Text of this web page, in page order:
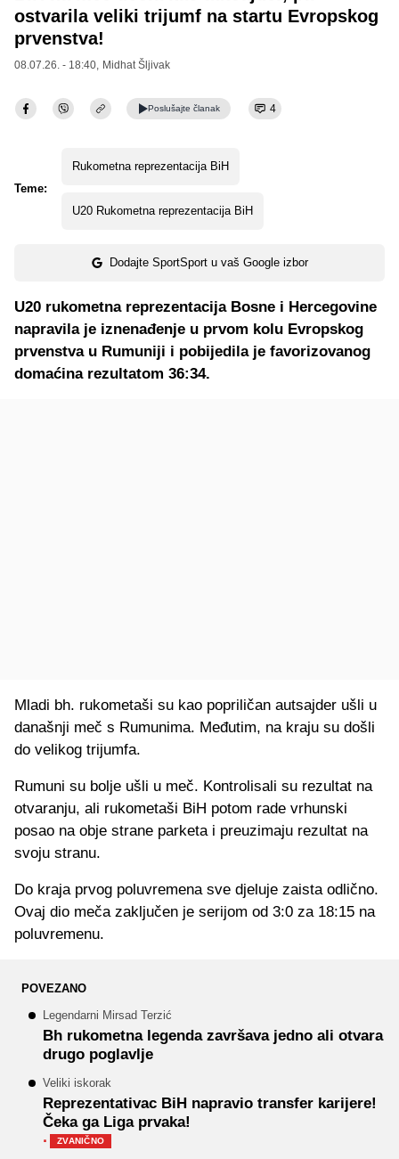
ostvarila veliki trijumf na startu Evropskog
prvenstva!
08.07.26. - 18:40, Midhat Šljivak
Poslušajte članak 4
Teme:
Rukometna reprezentacija BiH
U20 Rukometna reprezentacija BiH
Dodajte SportSport u vaš Google izbor
U20 rukometna reprezentacija Bosne i Hercegovine
napravila je iznenađenje u prvom kolu Evropskog
prvenstva u Rumuniji i pobijedila je favorizovanog
domaćina rezultatom 36:34.
Mladi bh. rukometaši su kao popriličan autsajder ušli u
današnji meč s Rumunima. Međutim, na kraju su došli
do velikog trijumfa.
Rumuni su bolje ušli u meč. Kontrolisali su rezultat na
otvaranju, ali rukometaši BiH potom rade vrhunski
posao na obje strane parketa i preuzimaju rezultat na
svoju stranu.
Do kraja prvog poluvremena sve djeluje zaista odlično.
Ovaj dio meča zaključen je serijom od 3:0 za 18:15 na
poluvremenu.
POVEZANO
Legendarni Mirsad Terzić
Bh rukometna legenda završava jedno ali otvara
drugo poglavlje
Veliki iskorak
Reprezentativac BiH napravio transfer karijere!
Čeka ga Liga prvaka!
· ZVANIČNO